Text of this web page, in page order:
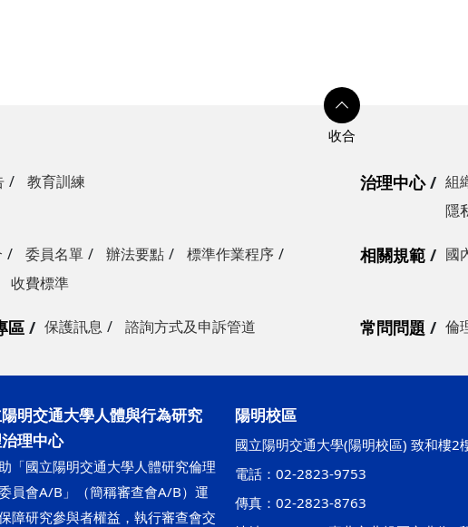
教育訓練 治理中心 組
隱
委員名單 辦法要點
標準作業程序
收費標準
相關規範 國
區 保護訊息 諮詢方式及申訴管道 常問問題 倫
明交通大學人體與行為研究
理中心
「國立陽明交通大學人體研究倫理
員會A/B」（簡稱審查會A/B）運
障研究參與者權益，執行審查會交
陽明校區
國立陽明交通大學(陽明校區) 致和樓2
電話：02-2823-9753
傳真：02-2823-8763